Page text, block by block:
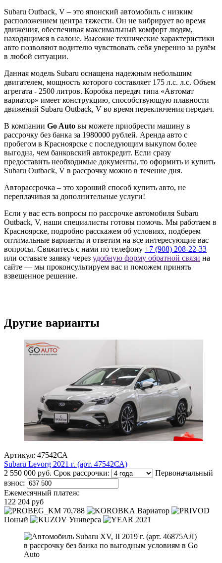
Subaru Outback, V – это японский автомобиль с низким
расположением центра тяжести. Он не вибрирует во время
движения, обеспечивая максимальный комфорт людям,
находящимся в салоне. Высокие технические характеристики
авто позволяют водителю чувствовать себя уверенно за рулём
в любой ситуации.
Данная модель Subaru оснащена надежным небольшим
двигателем, мощность которого составляет 175 л.с. л.с. Объем
агрегата - 2500 литров. Коробка передач типа «Автомат
вариатор» имеет конструкцию, способствующую плавности
движений Subaru Outback, V во время переключения передач.
В компании Go Auto вы можете приобрести машину в
рассрочку без банка за 1980000 рублей. Аренда авто с
пробегом в Красноярске с последующим выкупом более
выгодна, чем банковский автокредит. Если сразу
предоставить необходимые документы, то оформить и купить
Subaru Outback, V в рассрочку можно в течение дня.
Авторассрочка – это хороший способ купить авто, не
переплачивая за дополнительные услуги!
Если у вас есть вопросы по рассрочке автомобиля Subaru
Outback, V, наши специалисты готовы помочь. Мы работаем в
Красноярске, подробно расскажем об условиях, подберем
оптимальные варианты и ответим на все интересующие вас
вопросы. Свяжитесь с нами по телефону +7 (908) 208-22-33
или оставьте заявку через удобную форму обратной связи на
сайте — мы проконсультируем вас и поможем принять
взвешенное решение.
Другие варианты
Артикул: 47542СА
Subaru Levorg 2021 г. (арт. 47542СА)
2 550 000 руб. Срок рассрочки:
Первоначальный
взнос:
Ежемесячный платеж:
122 204 руб
70,788
Вариатор
Поный
Универса 2021